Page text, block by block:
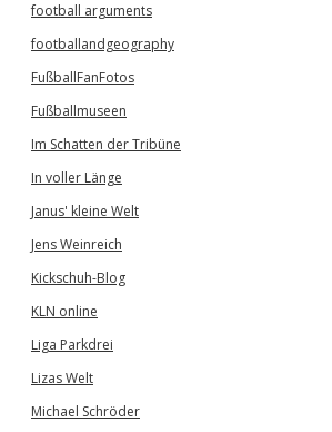
football arguments
footballandgeography
FußballFanFotos
Fußballmuseen
Im Schatten der Tribüne
In voller Länge
Janus' kleine Welt
Jens Weinreich
Kickschuh-Blog
KLN online
Liga Parkdrei
Lizas Welt
Michael Schröder